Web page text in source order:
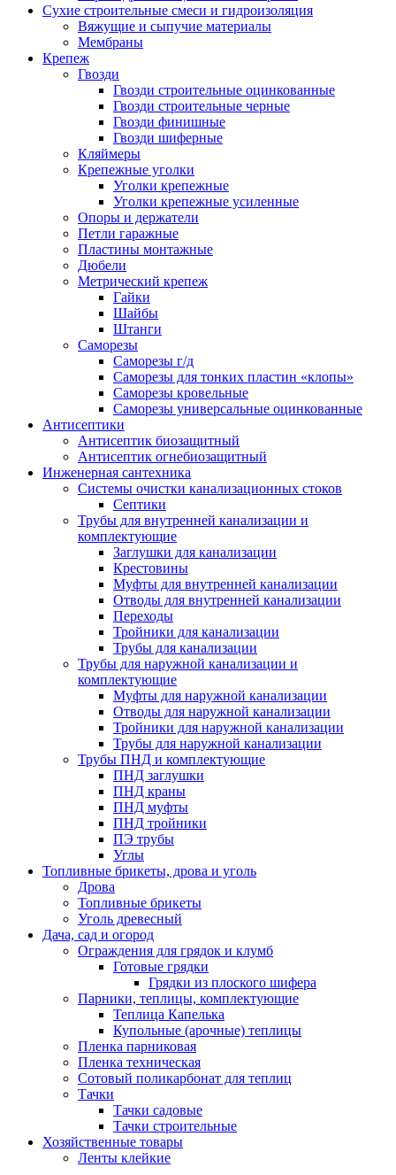
Сухие строительные смеси и гидроизоляция
Вяжущие и сыпучие материалы
Мембраны
Крепеж
Гвозди
Гвозди строительные оцинкованные
Гвозди строительные черные
Гвозди финишные
Гвозди шиферные
Кляймеры
Крепежные уголки
Уголки крепежные
Уголки крепежные усиленные
Опоры и держатели
Петли гаражные
Пластины монтажные
Дюбели
Метрический крепеж
Гайки
Шайбы
Штанги
Саморезы
Саморезы г/д
Саморезы для тонких пластин «клопы»
Саморезы кровельные
Саморезы универсальные оцинкованные
Антисептики
Антисептик биозащитный
Антисептик огнебиозащитный
Инженерная сантехника
Системы очистки канализационных стоков
Септики
Трубы для внутренней канализации и
комплектующие
Заглушки для канализации
Крестовины
Муфты для внутренней канализации
Отводы для внутренней канализации
Переходы
Тройники для канализации
Трубы для канализации
Трубы для наружной канализации и
комплектующие
Муфты для наружной канализации
Отводы для наружной канализации
Тройники для наружной канализации
Трубы для наружной канализации
Трубы ПНД и комплектующие
ПНД заглушки
ПНД краны
ПНД муфты
ПНД тройники
ПЭ трубы
Углы
Топливные брикеты, дрова и уголь
Дрова
Топливные брикеты
Уголь древесный
Дача, сад и огород
Ограждения для грядок и клумб
Готовые грядки
Грядки из плоского шифера
Парники, теплицы, комплектующие
Теплица Капелька
Купольные (арочные) теплицы
Пленка парниковая
Пленка техническая
Сотовый поликарбонат для теплиц
Тачки
Тачки садовые
Тачки строительные
Хозяйственные товары
Ленты клейкие